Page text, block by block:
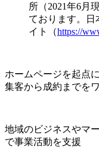
所（2021年6月
ております。日
イト（https://
ホームページを起点に
集客から成約までを
地域のビジネスやマ
で事業活動を支援